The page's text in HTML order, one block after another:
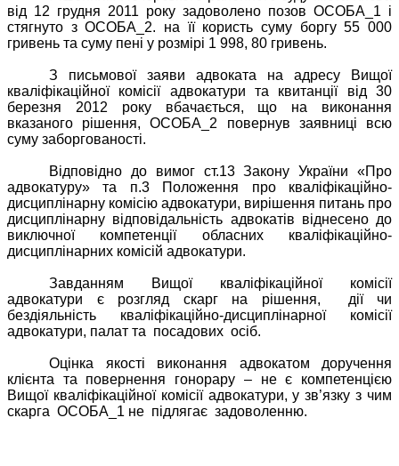
від 12 грудня 2011 року задоволено позов ОСОБА_1 і
стягнуто з ОСОБА_2. на її користь суму боргу 55 000
гривень та суму пені у розмірі 1 998, 80 гривень.
З письмової заяви адвоката на адресу Вищої
кваліфікаційної комісії адвокатури та квитанції від 30
березня 2012 року вбачається, що на виконання
вказаного рішення, ОСОБА_2 повернув заявниці всю
суму заборгованості.
Відповідно до вимог ст.13 Закону України «Про
адвокатуру» та п.3 Положення про кваліфікаційно-
дисциплінарну комісію адвокатури, вирішення питань про
дисциплінарну відповідальність адвокатів віднесено до
виключної компетенції обласних кваліфікаційно-
дисциплінарних комісій адвокатури.
Завданням Вищої кваліфікаційної комісії
адвокатури є розгляд скарг на рішення,
дії чи
бездіяльність кваліфікаційно-дисциплінарної комісії
адвокатури, палат та посадових осіб.
Оцінка якості виконання адвокатом доручення
клієнта та повернення гонорару – не є компетенцією
Вищої кваліфікаційної комісії адвокатури, у зв’язку з чим
скарга ОСОБА_1 не підлягає задоволенню.